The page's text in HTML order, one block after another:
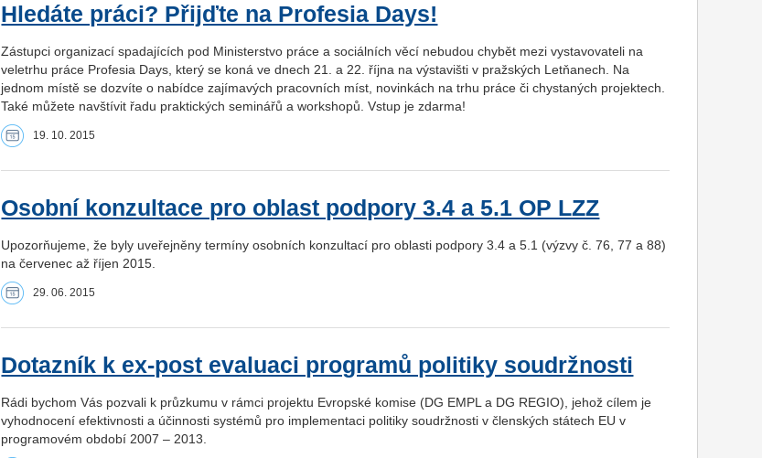
Hledáte práci? Přijďte na Profesia Days!
Zástupci organizací spadajících pod Ministerstvo práce a sociálních věcí nebudou chybět mezi vystavovateli na
veletrhu práce Profesia Days, který se koná ve dnech 21. a 22. října na výstavišti v pražských Letňanech. Na
jednom místě se dozvíte o nabídce zajímavých pracovních míst, novinkách na trhu práce či chystaných projektech.
Také můžete navštívit řadu praktických seminářů a workshopů. Vstup je zdarma!
19. 10. 2015
Osobní konzultace pro oblast podpory 3.4 a 5.1 OP LZZ
Upozorňujeme, že byly uveřejněny termíny osobních konzultací pro oblasti podpory 3.4 a 5.1 (výzvy č. 76, 77 a 88)
na červenec až říjen 2015.
29. 06. 2015
Dotazník k ex-post evaluaci programů politiky soudržnosti
Rádi bychom Vás pozvali k průzkumu v rámci projektu Evropské komise (DG EMPL a DG REGIO), jehož cílem je
vyhodnocení efektivnosti a účinnosti systémů pro implementaci politiky soudržnosti v členských státech EU v
programovém období 2007 – 2013.